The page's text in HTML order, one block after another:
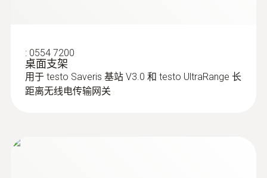
: 0554 7200
桌面支架
用于 testo Saveris 基站 V3.0 和 testo UltraRange 长
距离无线电传输网关